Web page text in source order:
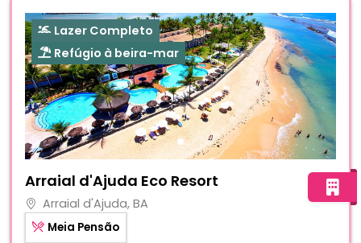
Lazer Completo
Refúgio à beira-mar
Arraial d'Ajuda Eco Resort
Arraial d'Ajuda, BA
Meia Pensão